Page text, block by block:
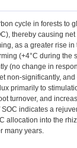
cycle in forests to
thereby causing
as a greater rise
(+4°C during the
(no change in
non-significantly,
primarily to
turnover, and
indicates a
allocation into the
many years.